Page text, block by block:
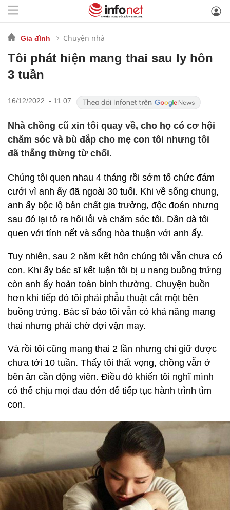
Gia đình Chuyện nhà
Tôi phát hiện mang thai sau ly hôn
3 tuần
16/12/2022 - 11:07
Nhà chồng cũ xin tôi quay về, cho họ có cơ hội
chăm sóc và bù đắp cho mẹ con tôi nhưng tôi
đã thẳng thừng từ chối.
Chúng tôi quen nhau 4 tháng rồi sớm tổ chức đám
cưới vì anh ấy đã ngoài 30 tuổi. Khi về sống chung,
anh ấy bộc lộ bản chất gia trưởng, độc đoán nhưng
sau đó lại tỏ ra hối lỗi và chăm sóc tôi. Dần dà tôi
quen với tính nết và sống hòa thuận với anh ấy.
Tuy nhiên, sau 2 năm kết hôn chúng tôi vẫn chưa có
con. Khi ấy bác sĩ kết luận tôi bị u nang buồng trứng
còn anh ấy hoàn toàn bình thường. Chuyện buồn
hơn khi tiếp đó tôi phải phẫu thuật cắt một bên
buồng trứng. Bác sĩ bảo tôi vẫn có khả năng mang
thai nhưng phải chờ đợi vận may.
Và rồi tôi cũng mang thai 2 lần nhưng chỉ giữ được
chưa tới 10 tuần. Thấy tôi thất vọng, chồng vẫn ở
bên ân cần động viên. Điều đó khiến tôi nghĩ mình
có thể chịu mọi đau đớn để tiếp tục hành trình tìm
con.